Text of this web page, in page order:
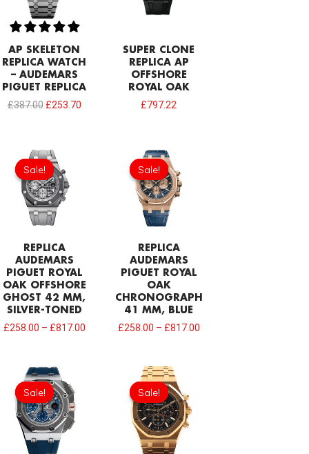
AP SKELETON
REPLICA WATCH
– AUDEMARS
PIGUET REPLICA
£387.00 £253.70
SUPER CLONE
REPLICA AP
OFFSHORE
ROYAL OAK
£797.22
Sale!
Sale!
REPLICA
AUDEMARS
PIGUET ROYAL
OAK OFFSHORE
GHOST 42 MM,
SILVER-TONED
£258.00 – £817.00
Sale!
Sale!
REPLICA
AUDEMARS
PIGUET ROYAL
OAK
CHRONOGRAPH
41 MM, BLUE
£258.00 – £817.00
Sale!
Sale!
Original
price
was:
£1,032.00.
Sale!
Sale!
Original
price
was:
£335.40.